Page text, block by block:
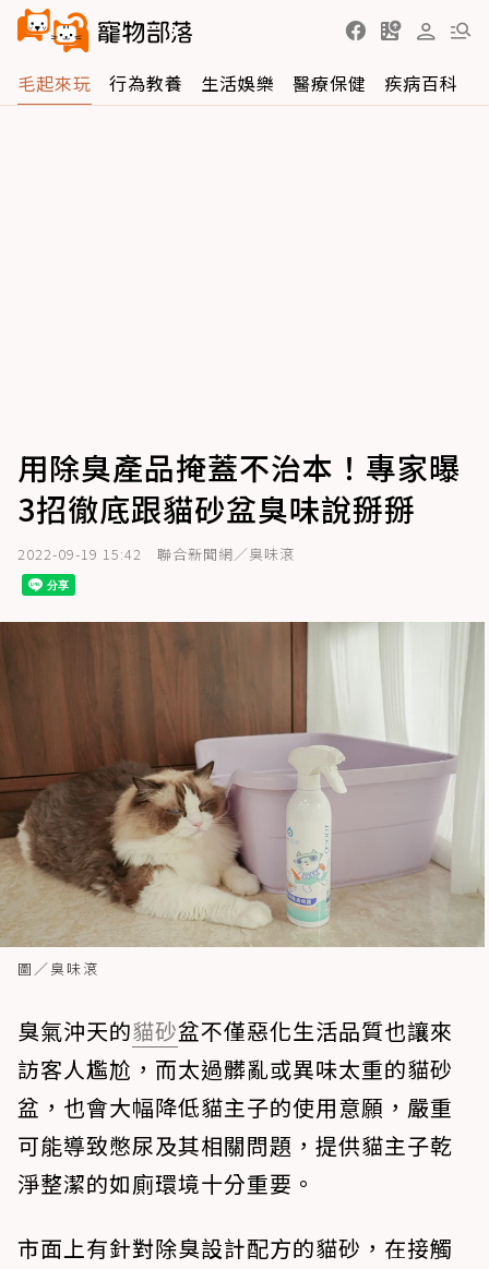
毛起來玩 行為教養 生活娛樂 醫療保健 疾病百科
用除臭產品掩蓋不治本！專家曝
3招徹底跟貓砂盆臭味說掰掰
2022-09-19 15:42 聯合新聞網／臭味滾
圖／臭味滾
臭氣沖天的貓砂盆不僅惡化生活品質也讓來
訪客人尷尬，而太過髒亂或異味太重的貓砂
盆，也會大幅降低貓主子的使用意願，嚴重
可能導致憋尿及其相關問題，提供貓主子乾
淨整潔的如廁環境十分重要。
市面上有針對除臭設計配方的貓砂，在接觸